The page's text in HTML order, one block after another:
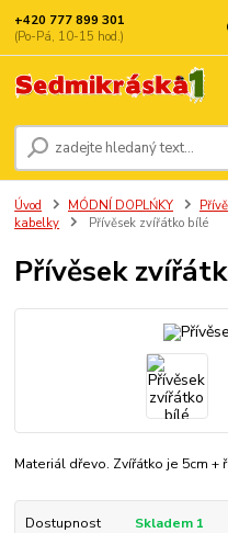
+420 777 899 301
(Po-Pá, 10-15 hod.)
Úvod MÓDNÍ DOPLŃKY
kabelky
Přívěsek zvířátko bílé
Přívěsek
Materiál dřevo. Zvířátko je 5cm +
Dostupnost Skladem 1